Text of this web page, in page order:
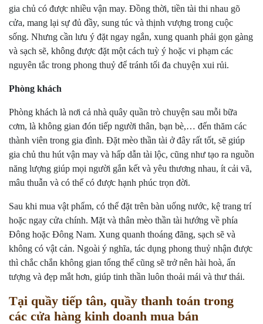
gia chủ có được nhiều vận may. Đồng thời, tiền tài thi nhau gõ
cửa, mang lại sự đủ đầy, sung túc và thịnh vượng trong cuộc
sống. Nhưng cần lưu ý đặt ngay ngắn, xung quanh phải gọn gàng
và sạch sẽ, không được đặt một cách tuỳ ý hoặc vi phạm các
nguyên tắc trong phong thuỷ để tránh tối đa chuyện xui rủi.
Phòng khách
Phòng khách là nơi cả nhà quây quần trò chuyện sau mỗi bữa
cơm, là không gian đón tiếp người thân, bạn bè,… đến thăm các
thành viên trong gia đình. Đặt mèo thần tài ở đây rất tốt, sẽ giúp
gia chủ thu hút vận may và hấp dẫn tài lộc, cũng như tạo ra nguồn
năng lượng giúp mọi người gắn kết và yêu thương nhau, ít cải vã,
mâu thuẫn và có thể có được hạnh phúc trọn đời.
Sau khi mua vật phẩm, có thể đặt trên bàn uống nước, kệ trang trí
hoặc ngay cửa chính. Mặt và thân mèo thần tài hướng về phía
Đông hoặc Đông Nam. Xung quanh thoáng đãng, sạch sẽ và
không có vật cản. Ngoài ý nghĩa, tác dụng phong thuỷ nhận được
thì chắc chắn không gian tổng thể cũng sẽ trở nên hài hoà, ấn
tượng và đẹp mắt hơn, giúp tinh thần luôn thoải mái và thư thái.
Tại quầy tiếp tân, quầy thanh toán trong
các cửa hàng kinh doanh mua bán